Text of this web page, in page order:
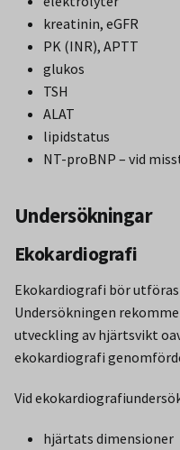
kreatinin, eGFR
PK (INR), APTT
glukos
TSH
ALAT
lipidstatus
NT-proBNP – vid
Undersökningar
Ekokardiografi
Ekokardiografi bör
Undersökningen
utveckling av hjärtsvikt
ekokardiografi
Vid
hjärtats dimensioner